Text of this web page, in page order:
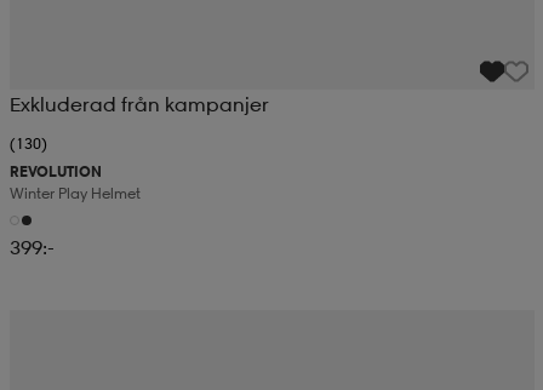
Exkluderad från kampanjer
(130)
REVOLUTION
Winter Play Helmet
399:-